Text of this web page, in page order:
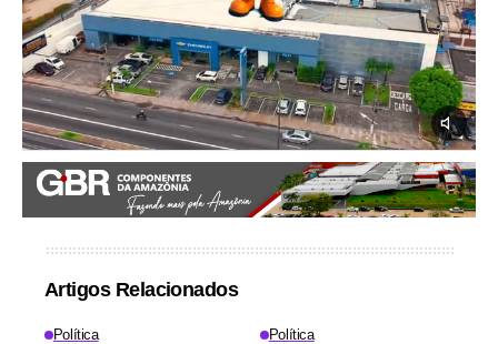
Artigos Relacionados
Política Política